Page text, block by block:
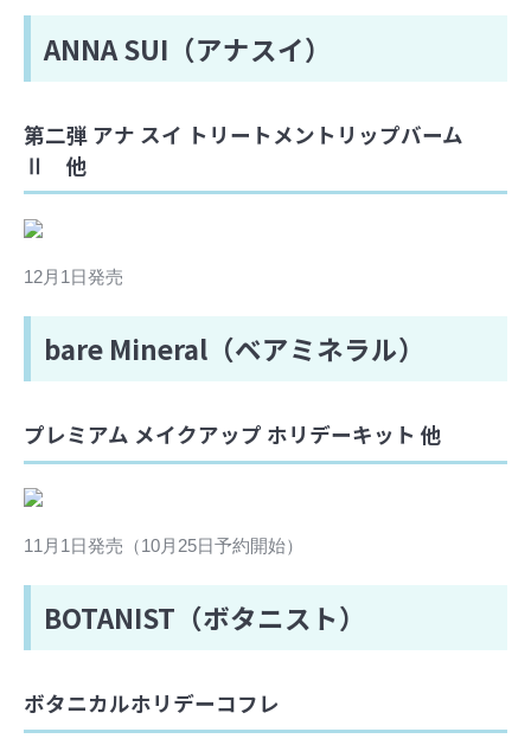
ANNA SUI（アナスイ）
第二弾 アナ スイ トリートメントリップバーム
Ⅱ 他
12月1日発売
bare Mineral（ベアミネラル）
プレミアム メイクアップ ホリデーキット 他
11月1日発売（10月25日予約開始）
BOTANIST（ボタニスト）
ボタニカルホリデーコフレ